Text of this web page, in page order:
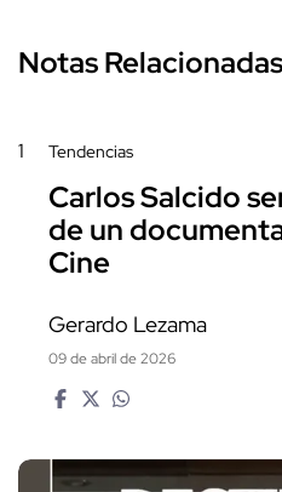
Notas Relacionadas
1 Tendencias
Carlos Salcido
de un
Cine
Gerardo Lezama
09 de abril de 2026